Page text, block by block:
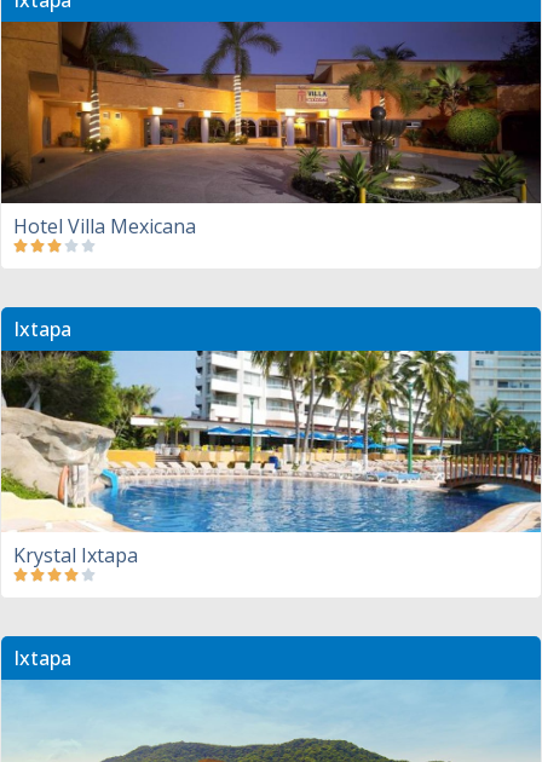
Hotel Villa Mexicana
Ixtapa
Krystal Ixtapa
Ixtapa